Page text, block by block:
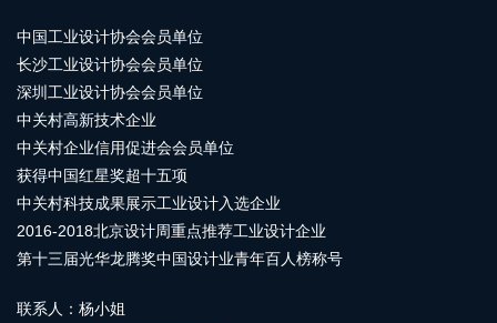
中国工业设计协会会员单位
长沙工业设计协会会员单位
深圳工业设计协会会员单位
中关村高新技术企业
中关村企业信用促进会会员单位
获得中国红星奖超十五项
中关村科技成果展示工业设计入选企业
2016-2018北京设计周重点推荐工业设计企业
第十三届光华龙腾奖中国设计业青年百人榜称号
联系人：杨小姐